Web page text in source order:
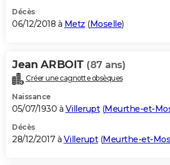
Décès
06/12/2018 à Metz (Moselle)
Jean ARBOIT (87 ans)
Créer une cagnotte obsèques
Naissance
05/07/1930 à Villerupt(Meurthe-et-
Décès
28/12/2017 à Villerupt(Meurthe-et-